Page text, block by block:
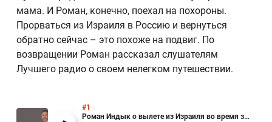
мама. И Роман, конечно, поехал на похороны.
Прорваться из Израиля в Россию и вернуться
обратно сейчас – это похоже на подвиг. По
возвращении Роман рассказал слушателям
Лучшего радио о своем нелегком путешествии.
#1
Роман Индык о вылете из Израиля во время закрытия границ.mp3